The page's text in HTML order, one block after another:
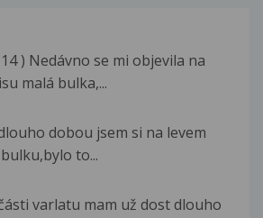
) Nedávno se mi objevila na
malá bulka,...
dobou jsem si na levem
to...
varlatu mam už dost dlouho